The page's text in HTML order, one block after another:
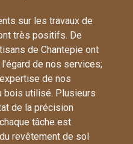
sur les travaux de
très positifs. De
de Chantepie ont
de nos services;
de nos
bois utilisé. Plusieurs
de la précision
tâche est
revêtement de sol